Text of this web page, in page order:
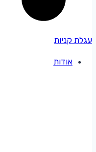
עגלת קניות
אודות